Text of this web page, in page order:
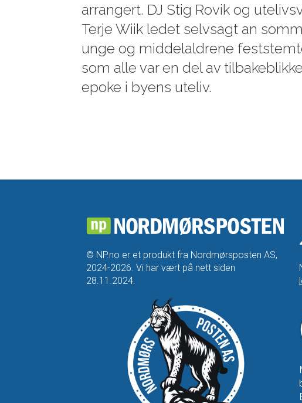
arrangert. DJ Stig Rovik og
Terje Wiik ledet selvsagt an
unge og middelaldrene
som alle var en del av
epoke i byens uteliv.
© NP.no er et produkt fra Nordmørsposten AS,
2024-2026. Vi har vært på nett siden
28.11.2024.